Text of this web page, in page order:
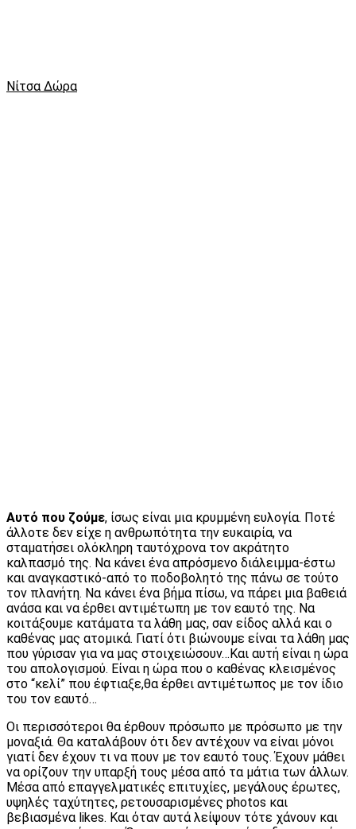
Νίτσα Δώρα
Αυτό που ζούμε, ίσως είναι μια κρυμμένη ευλογία. Ποτέ
άλλοτε δεν είχε η ανθρωπότητα την ευκαιρία, να
σταματήσει ολόκληρη ταυτόχρονα τον ακράτητο
καλπασμό της. Να κάνει ένα απρόσμενο διάλειμμα-έστω
και αναγκαστικό-από το ποδοβολητό της πάνω σε τούτο
τον πλανήτη. Να κάνει ένα βήμα πίσω, να πάρει μια βαθειά
ανάσα και να έρθει αντιμέτωπη με τον εαυτό της. Να
κοιτάξουμε κατάματα τα λάθη μας, σαν είδος αλλά και ο
καθένας μας ατομικά. Γιατί ότι βιώνουμε είναι τα λάθη μας
που γύρισαν για να μας στοιχειώσουν…Και αυτή είναι η ώρα
του απολογισμού. Είναι η ώρα που ο καθένας κλεισμένος
στο “κελί” που έφτιαξε,θα έρθει αντιμέτωπος με τον ίδιο
του τον εαυτό…
Οι περισσότεροι θα έρθουν πρόσωπο με πρόσωπο με την
μοναξιά. Θα καταλάβουν ότι δεν αντέχουν να είναι μόνοι
γιατί δεν έχουν τι να πουν με τον εαυτό τους. Έχουν μάθει
να ορίζουν την υπαρξή τους μέσα από τα μάτια των άλλων.
Μέσα από επαγγελματικές επιτυχίες, μεγάλους έρωτες,
υψηλές ταχύτητες, ρετουσαρισμένες photos και
βεβιασμένα likes. Και όταν αυτά λείψουν τότε χάνουν και